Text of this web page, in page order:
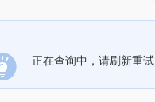
正在查询中，请刷新重试